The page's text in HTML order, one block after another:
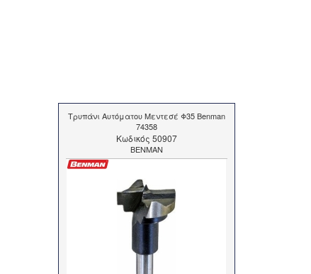
Τρυπάνι Αυτόματου Μεντεσέ Φ35 Benman
74358
Kωδικός 50907
BENMAN